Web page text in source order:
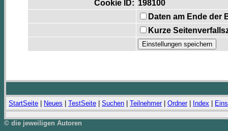
Cookie ID: 198100
Daten am Ende der
Kurze
StartSeite Neues TestSeite Suchen Teilnehmer| Ordner| Index
© die jeweiligen Autoren